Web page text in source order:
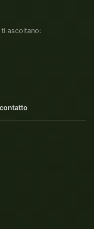
ascoltano: